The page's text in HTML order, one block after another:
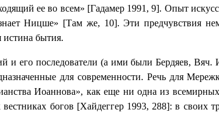
ее во всем» [Гадамер 1991, 9]. Опыт
Ницше» [Там же, 10]. Эти предчувствия
истина бытия.
и его последователи (а ими были Бердяев,
для современности. Речь для
Иоаннова», как еще ни одна из
богов [Хайдеггер 1993, 288]: в своих